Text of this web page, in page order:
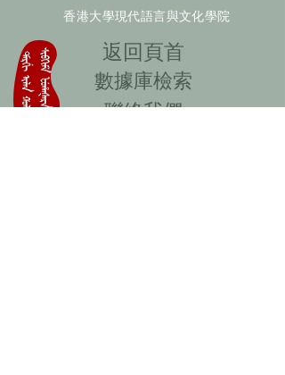
香港大學現代語言與文化學院
​返回頁首
數據庫檢索
聯絡我們